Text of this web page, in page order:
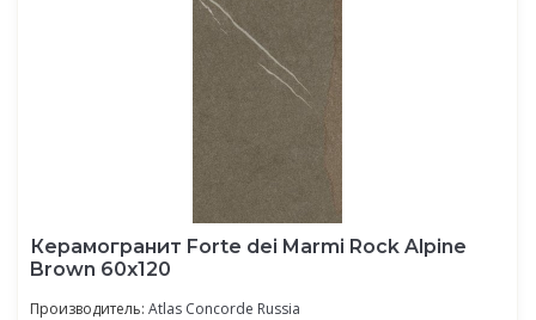
Керамогранит Forte dei Marmi Rock Alpine
Brown 60x120
Производитель: Atlas Concorde Russia